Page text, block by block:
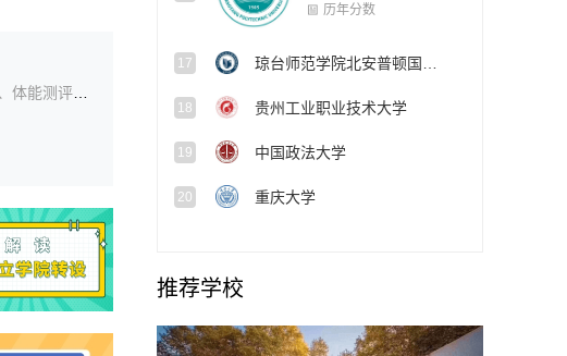
历年分数
17
18 贵州工业职业技术大学
19 中国政法大学
20 重庆大学
推荐学校